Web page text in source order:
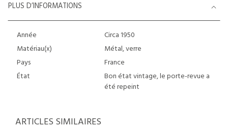
PLUS D’INFORMATIONS
Année
Circa 1950
Matériau(x)
Métal, verre
Pays
France
État
Bon état vintage, le porte-revue a
été repeint
ARTICLES SIMILAIRES